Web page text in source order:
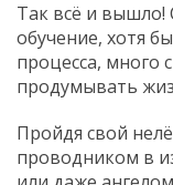
Так всё и вышло!
обучение, хотя
процесса, много
продумывать
Пройдя свой
проводником в